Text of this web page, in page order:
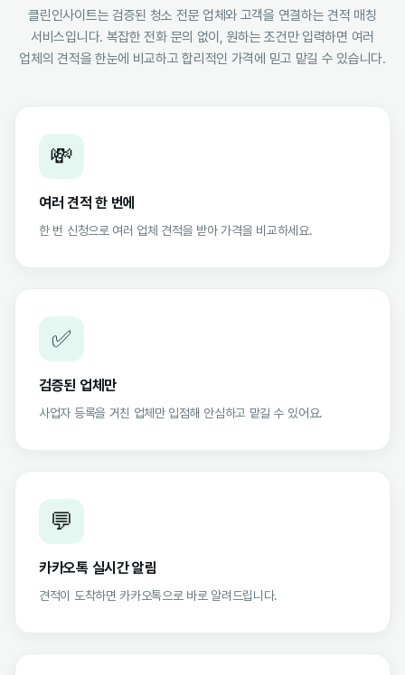
클린인사이트는 검증된 청소 전문 업체와 고객을 연결하는 견적 매칭
서비스입니다. 복잡한 전화 문의 없이, 원하는 조건만 입력하면 여러
업체의 견적을 한눈에 비교하고 합리적인 가격에 믿고 맡길 수 있습니다.
💸
여러 견적 한 번에
한 번 신청으로 여러 업체 견적을 받아 가격을 비교하세요.
✅
검증된 업체만
사업자 등록을 거친 업체만 입점해 안심하고 맡길 수 있어요.
💬
카카오톡 실시간 알림
견적이 도착하면 카카오톡으로 바로 알려드립니다.